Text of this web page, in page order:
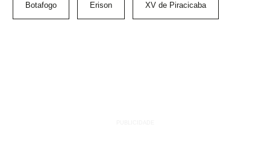
Botafogo Erison XV de Piracicaba